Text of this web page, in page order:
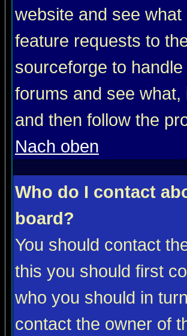
website and see
feature requests to
sourceforge to
forums and see
and then follow the
Nach oben
Who do I contact
board?
You should contact
this you should first
who you should in
contact the owner of